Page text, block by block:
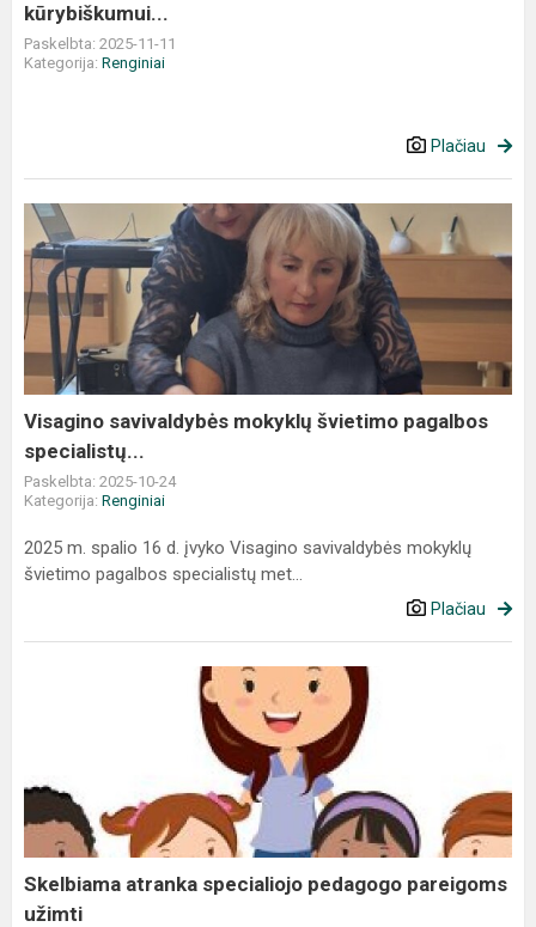
kūrybiškumui...
Paskelbta: 2025-11-11
Kategorija: Renginiai
Plačiau
Visagino
savivaldybės
mokyklų
švietimo
pagalbos
specialistų...
Visagino savivaldybės mokyklų švietimo pagalbos
specialistų...
Paskelbta: 2025-10-24
Kategorija: Renginiai
2025 m. spalio 16 d. įvyko Visagino savivaldybės mokyklų
švietimo pagalbos specialistų met...
Plačiau
pareigoms
užimti
Skelbiama atranka specialiojo pedagogo pareigoms
užimti